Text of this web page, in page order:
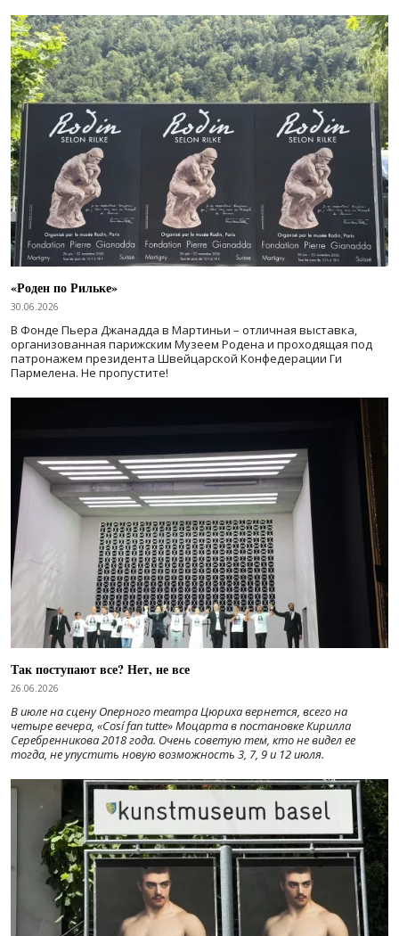
«Роден по Рильке»
30.06.2026
В Фонде Пьера Джанадда в Мартиньи – отличная выставка,
организованная парижским Музеем Родена и проходящая под
патронажем президента Швейцарской Конфедерации Ги
Пармелена. Не пропустите!
Так поступают все? Нет, не все
26.06.2026
В июле на сцену Оперного театра Цюриха вернется, всего на
четыре вечера, «Cosí fan tutte» Моцарта в постановке Кирилла
Серебренникова 2018 года. Очень советую тем, кто не видел ее
тогда, не упустить новую возможность 3, 7, 9 и 12 июля.